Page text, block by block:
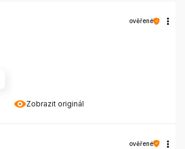
Zobrazit originál
ověřené
ověřené